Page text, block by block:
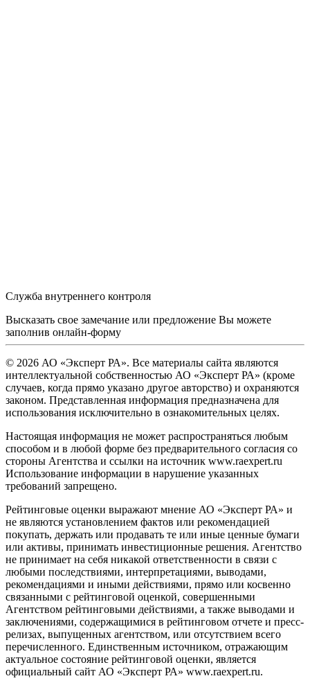
Служба внутреннего контроля
Высказать свое замечание или предложение Вы можете
заполнив онлайн-форму
© 2026 АО «Эксперт РА». Все материалы сайта являются
интеллектуальной собственностью АО «Эксперт РА» (кроме
случаев, когда прямо указано другое авторство) и охраняются
законом. Представленная информация предназначена для
использования исключительно в ознакомительных целях.
Настоящая информация не может распространяться любым
способом и в любой форме без предварительного согласия со
стороны Агентства и ссылки на источник www.raexpert.ru
Использование информации в нарушение указанных
требований запрещено.
Рейтинговые оценки выражают мнение АО «Эксперт РА» и
не являются установлением фактов или рекомендацией
покупать, держать или продавать те или иные ценные бумаги
или активы, принимать инвестиционные решения. Агентство
не принимает на себя никакой ответственности в связи с
любыми последствиями, интерпретациями, выводами,
рекомендациями и иными действиями, прямо или косвенно
связанными с рейтинговой оценкой, совершенными
Агентством рейтинговыми действиями, а также выводами и
заключениями, содержащимися в рейтинговом отчете и пресс-
релизах, выпущенных агентством, или отсутствием всего
перечисленного. Единственным источником, отражающим
актуальное состояние рейтинговой оценки, является
официальный сайт АО «Эксперт РА» www.raexpert.ru.